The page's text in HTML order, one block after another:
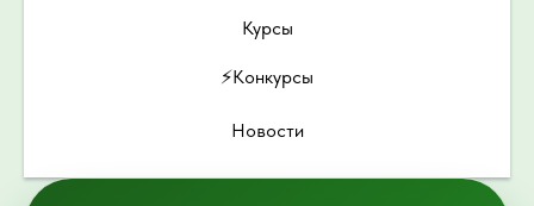
Курсы
⚡️Конкурсы
Новости